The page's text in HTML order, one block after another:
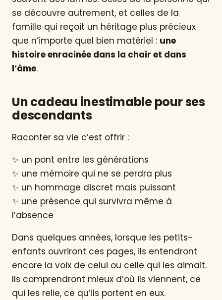
se découvre autrement, et celles de la
famille qui reçoit un héritage plus précieux
que n’importe quel bien matériel : une
histoire enracinée dans la chair et dans
l’âme.
Un cadeau inestimable pour ses
descendants
Raconter sa vie c’est offrir :
✨ un pont entre les générations
✨ une mémoire qui ne se perdra plus
✨ un hommage discret mais puissant
✨ une présence qui survivra même à
l’absence
Dans quelques années, lorsque les petits-
enfants ouvriront ces pages, ils entendront
encore la voix de celui ou celle qui les aimait.
Ils comprendront mieux d’où ils viennent, ce
qui les relie, ce qu’ils portent en eux.